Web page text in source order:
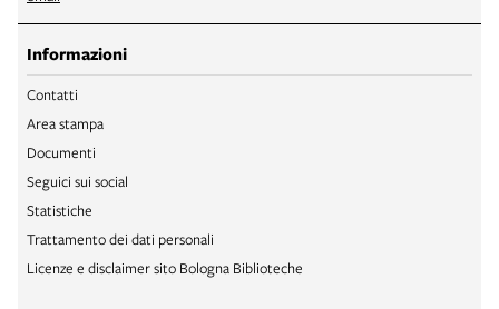
Informazioni
Contatti
Area stampa
Documenti
Seguici sui social
Statistiche
Trattamento dei dati personali
Licenze e disclaimer sito Bologna Biblioteche